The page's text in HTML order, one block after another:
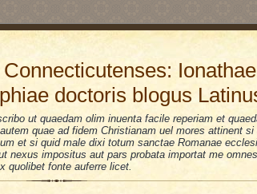
doctoris blogus
ut quaedam olim inuenta facile reperiam et
quae ad fidem Christianam uel mores attinent
et si quid male dixi totum sanctae Romanae
nexus impositus aut pars probata importat me
quolibet fonte auferre licet.